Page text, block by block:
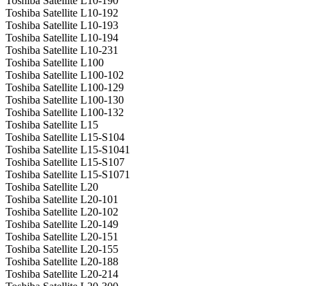
Toshiba Satellite L10-192
Toshiba Satellite L10-193
Toshiba Satellite L10-194
Toshiba Satellite L10-231
Toshiba Satellite L100
Toshiba Satellite L100-102
Toshiba Satellite L100-129
Toshiba Satellite L100-130
Toshiba Satellite L100-132
Toshiba Satellite L15
Toshiba Satellite L15-S104
Toshiba Satellite L15-S1041
Toshiba Satellite L15-S107
Toshiba Satellite L15-S1071
Toshiba Satellite L20
Toshiba Satellite L20-101
Toshiba Satellite L20-102
Toshiba Satellite L20-149
Toshiba Satellite L20-151
Toshiba Satellite L20-155
Toshiba Satellite L20-188
Toshiba Satellite L20-214